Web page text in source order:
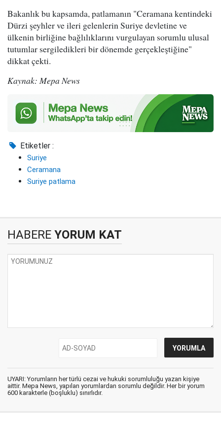
Bakanlık bu kapsamda, patlamanın "Ceramana kentindeki
Dürzi şeyhler ve ileri gelenlerin Suriye devletine ve
ülkenin birliğine bağlılıklarını vurgulayan sorumlu ulusal
tutumlar sergiledikleri bir dönemde gerçekleştiğine"
dikkat çekti.
Kaynak: Mepa News
Etiketler :
Suriye
Ceramana
Suriye patlama
HABERE YORUM KAT
UYARI: Yorumların her türlü cezai ve hukuki sorumluluğu yazan kişiye
aittir. Mepa News, yapılan yorumlardan sorumlu değildir. Her bir yorum
600 karakterle (boşluklu) sınırlıdır.